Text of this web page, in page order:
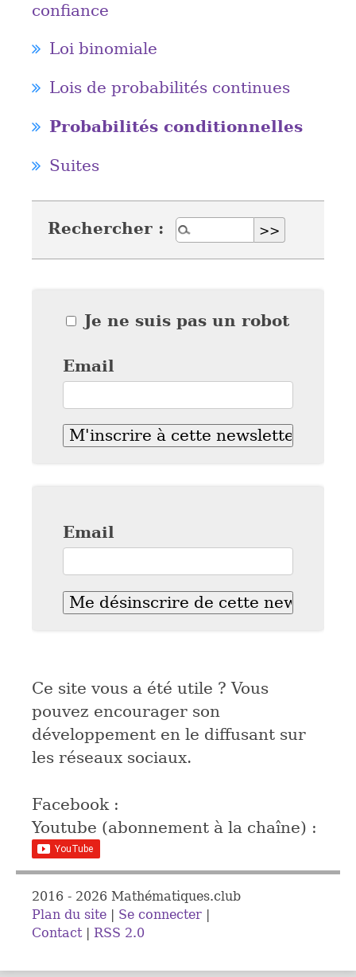
confiance
Loi binomiale
Lois de probabilités continues
Probabilités conditionnelles
Suites
Rechercher :
Je ne suis pas un robot
Email
Email
Ce site vous a été utile ? Vous
pouvez encourager son
développement en le diffusant sur
les réseaux sociaux.
Facebook :
Youtube (abonnement à la chaîne) :
2016 - 2026 Mathématiques.club
Plan du site| Se connecter|
Contact| RSS 2.0